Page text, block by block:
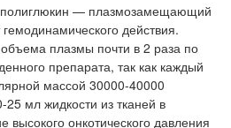
— плазмозамещающий
действия.
плазмы почти в 2 раза по
препарата, так как каждый
массой 30000-40000
мл жидкости из тканей в
высокого онкотического давления